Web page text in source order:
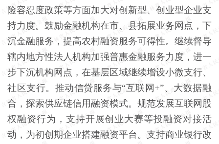
险容忍度政策等方面加大对创新型、创业型企业支
持力度。鼓励金融机构在市、县拓展业务网点，下
沉金融服务，提高农村融资服务可得性。继续督导
辖内地方性法人机构加强普惠金融服务力度，进一
步下沉机构网点，在基层区域继续增设小微支行、
社区支行。推动信贷服务与“互联网+”、大数据融
合，探索供应链信用融资模式。规范发展互联网股
权融资行为，支持开展创业大赛等投融资对接活
动，为初创期企业搭建融资平台。支持商业银行改